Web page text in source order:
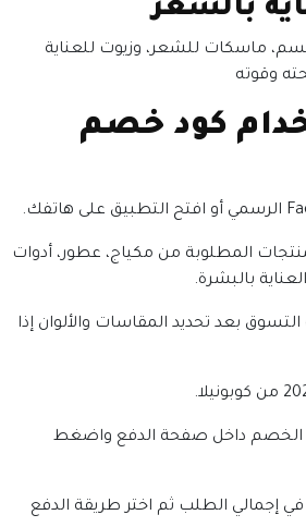
بالشعر
ماسكات للشعر، وزيوت للعناية
وقوته
كود خصم
المطلوبة من مكياج، عطور، أدوات
بالبشرة.
بعد تحديد المقاسات والألوان إذا
الخصم داخل صفحة الدفع واضغط
إجمالي الطلب ثم اختر طريقة الدفع